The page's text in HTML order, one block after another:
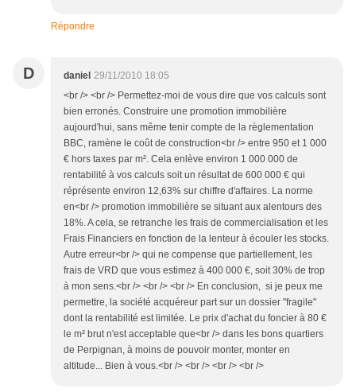
Répondre
D daniel 29/11/2010 18:05
<br /> <br /> Permettez-moi de vous dire que vos calculs sont
bien erronés. Construire une promotion immobilière
aujourd'hui, sans même tenir compte de la règlementation
BBC, ramène le coût de construction<br /> entre 950 et 1 000
€ hors taxes par m². Cela enlève environ 1 000 000 de
rentabilité à vos calculs soit un résultat de 600 000 € qui
réprésente environ 12,63% sur chiffre d'affaires. La norme
en<br /> promotion immobilière se situant aux alentours des
18%. A cela, se retranche les frais de commercialisation et les
Frais Financiers en fonction de la lenteur à écouler les stocks.
Autre erreur<br /> qui ne compense que partiellement, les
frais de VRD que vous estimez à 400 000 €, soit 30% de trop
à mon sens.<br /> <br /> <br /> En conclusion, si je peux me
permettre, la société acquéreur part sur un dossier "fragile"
dont la rentabilité est limitée. Le prix d'achat du foncier à 80 €
le m² brut n'est acceptable que<br /> dans les bons quartiers
de Perpignan, à moins de pouvoir monter, monter en
altitude... Bien à vous.<br /> <br /> <br /> <br />